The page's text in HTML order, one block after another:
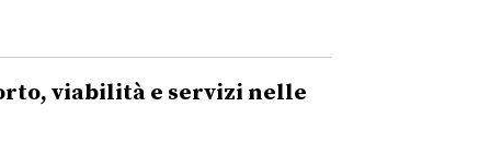
viabilità e servizi nelle